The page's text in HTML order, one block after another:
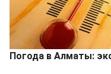
Погода в Алматы: